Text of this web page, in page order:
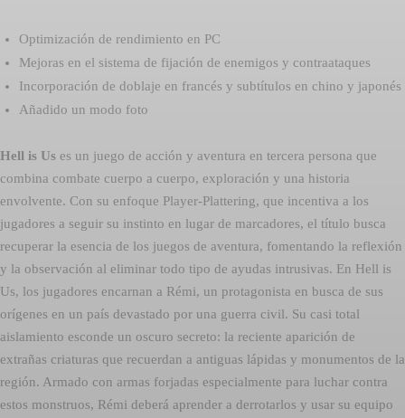
Optimización de rendimiento en PC
Mejoras en el sistema de fijación de enemigos y contraataques
Incorporación de doblaje en francés y subtítulos en chino y japonés
Añadido un modo foto
Hell is Us es un juego de acción y aventura en tercera persona que
combina combate cuerpo a cuerpo, exploración y una historia
envolvente. Con su enfoque Player-Plattering, que incentiva a los
jugadores a seguir su instinto en lugar de marcadores, el título busca
recuperar la esencia de los juegos de aventura, fomentando la reflexión
y la observación al eliminar todo tipo de ayudas intrusivas. En Hell is
Us, los jugadores encarnan a Rémi, un protagonista en busca de sus
orígenes en un país devastado por una guerra civil. Su casi total
aislamiento esconde un oscuro secreto: la reciente aparición de
extrañas criaturas que recuerdan a antiguas lápidas y monumentos de la
región. Armado con armas forjadas especialmente para luchar contra
estos monstruos, Rémi deberá aprender a derrotarlos y usar su equipo